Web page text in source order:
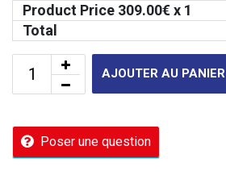
Product Price 309.00€ x 1
Total
AJOUTER AU PANIER
Poser une question